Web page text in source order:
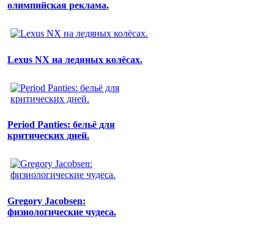
олимпийская реклама.
Lexus NX на ледяных колёсах.
Period Panties: бельё для
критических дней.
Gregory Jacobsen:
физиологические чудеса.